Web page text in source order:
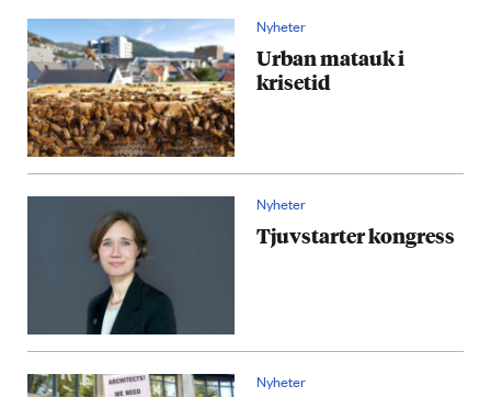
Nyheter
Urban matauk i
krisetid
Nyheter
Tjuvstarter kongress
Nyheter